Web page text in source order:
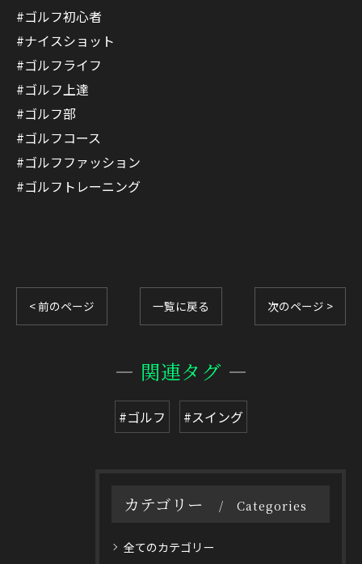
#ゴルフ初心者
#ナイスショット
#ゴルフライフ
#ゴルフ上達
#ゴルフ部
#ゴルフコース
#ゴルフファッション
#ゴルフトレーニング
< 前のページ 一覧に戻る 次のページ >
関連タグ
#ゴルフ #スイング
カテゴリー Categories
全てのカテゴリー